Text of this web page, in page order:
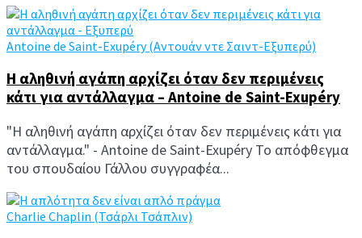
Antoine de Saint-Exupéry (Αντουάν ντε Σαιντ-Εξυπερύ)
Η αληθινή αγάπη αρχίζει όταν δεν περιμένεις
κάτι για αντάλλαγμα – Antoine de Saint-Exupéry
"Η αληθινή αγάπη αρχίζει όταν δεν περιμένεις κάτι για
αντάλλαγμα." - Antoine de Saint-Exupéry Το απόφθεγμα
του σπουδαίου Γάλλου συγγραφέα...
Charlie Chaplin (Τσάρλι Τσάπλιν)